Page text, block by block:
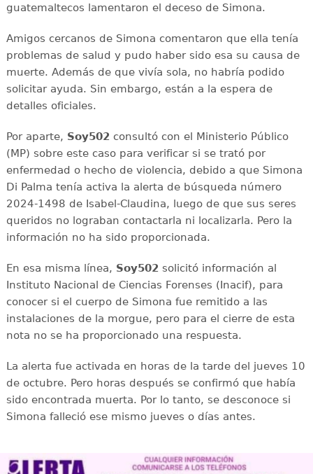
guatemaltecos lamentaron el deceso de Simona.
Amigos cercanos de Simona comentaron que ella tenía
problemas de salud y pudo haber sido esa su causa de
muerte. Además de que vivía sola, no habría podido
solicitar ayuda. Sin embargo, están a la espera de
detalles oficiales.
Por aparte, Soy502consultó con el Ministerio Público
(MP) sobre este caso para verificar si se trató por
enfermedad o hecho de violencia, debido a que Simona
Di Palma tenía activa la alerta de búsqueda número
2024-1498 de Isabel-Claudina, luego de que sus seres
queridos no lograban contactarla ni localizarla. Pero la
información no ha sido proporcionada.
En esa misma línea, Soy502solicitó información al
Instituto Nacional de Ciencias Forenses (Inacif), para
conocer si el cuerpo de Simona fue remitido a las
instalaciones de la morgue, pero para el cierre de esta
nota no se ha proporcionado una respuesta.
La alerta fue activada en horas de la tarde del jueves 10
de octubre. Pero horas después se confirmó que había
sido encontrada muerta. Por lo tanto, se desconoce si
Simona falleció ese mismo jueves o días antes.